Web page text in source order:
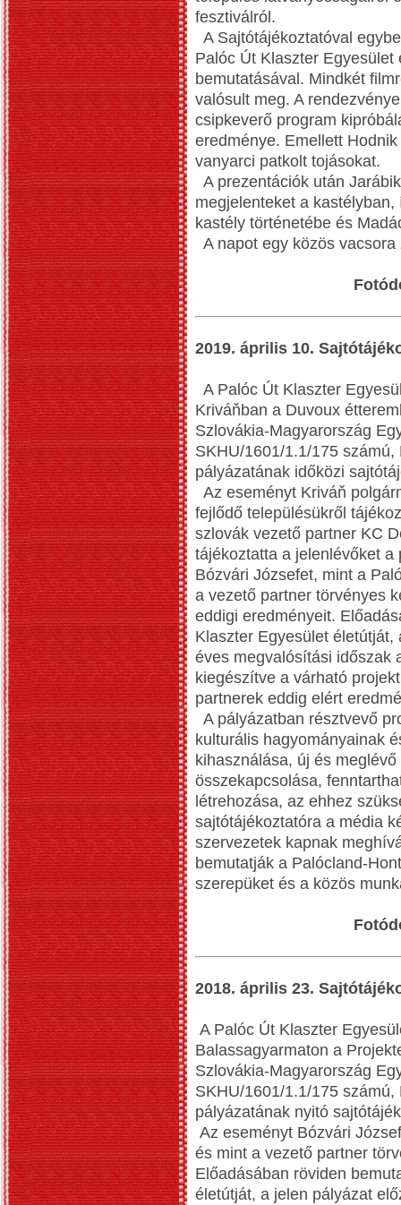
fesztiválról.
A Sajtótájékoztatóval
Palóc Út Klaszter
bemutatásával. Mindkét
valósult meg. A
csipkeverő program
eredménye. Emellett
vanyarci patkolt tojásokat.
A prezentációk után
megjelenteket a
kastély történetébe és
A napot egy közös
2019. április 10.
A Palóc Út Klaszter
Kriváňban a Duvoux
Szlovákia-Magyarország
SKHU/1601/1.1/175
pályázatának időközi
Az eseményt Kriváň
fejlődő településükről
szlovák vezető partner KC
tájékoztatta a jelenlévőket
Bózvári Józsefet, mint a
a vezető partner törvényes
eddigi eredményeit.
Klaszter Egyesület
éves megvalósítási időszak
kiegészítve a várható
partnerek eddig elért
A pályázatban résztvevő
kulturális hagyományainak
kihasználása, új és
összekapcsolása,
létrehozása, az ehhez
sajtótájékoztatóra a média
szervezetek kapnak
bemutatják a Palócland-
szerepüket és a közös
2018. április 23.
A Palóc Út Klaszter
Balassagyarmaton a
Szlovákia-Magyarország
SKHU/1601/1.1/175
pályázatának nyitó
Az eseményt Bózvári
és mint a vezető partner
Előadásában röviden
életútját, a jelen pályázat